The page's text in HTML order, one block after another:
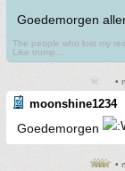
Goedemorgen
The people who lost my
Like trump...
•
moonshine1234
Goedemorgen
•